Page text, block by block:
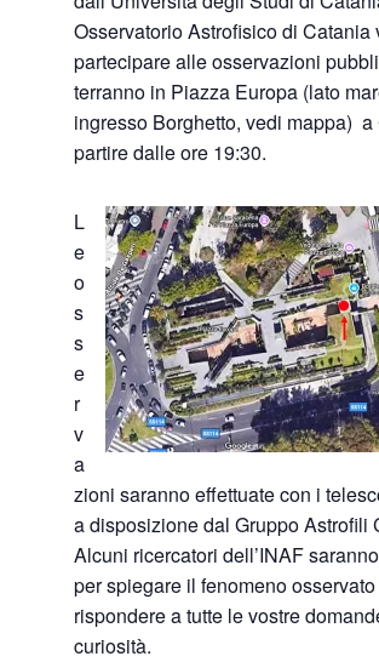
Osservatorio Astrofisico di Catania
partecipare alle osservazioni
terranno in Piazza Europa (lato
ingresso Borghetto, vedi mappa) a
partire dalle ore 19:30.
L
e
o
s
s
e
r
v
a
zioni saranno effettuate con i
a disposizione dal Gruppo Astrofili
Alcuni ricercatori dell’INAF
per spiegare il fenomeno
rispondere a tutte le vostre
curiosità.